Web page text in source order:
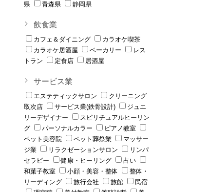
県
青森県 静岡県
飲食業
カフェ＆ダイニング
カラオケ喫茶
カラオケ居酒屋
ベーカリー
レス
トラン
定食店 居酒屋
サービス業
エステティックサロン
クリーニング
取次店
サービス業(鉄骨設計)
ジュエ
リーデザイナー
スピリチュアルヒーリン
グ
パーソナルカラー
ピアノ教室
ペット美容院
ペット葬祭業
マッサー
ジ業
リラクゼーションサロン
リンパ
セラピー
健康・ヒーリング
占い
和菓子教室
小顔・美容・整体
整体・
リーディング
旅行会社 旅館
民宿